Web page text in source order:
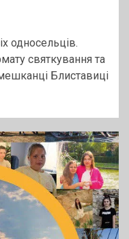
односельців.
святкування та
Блиставиці